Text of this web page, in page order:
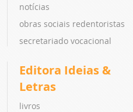
notícias
obras sociais redentoristas
secretariado vocacional
Editora Ideias &
Letras
livros